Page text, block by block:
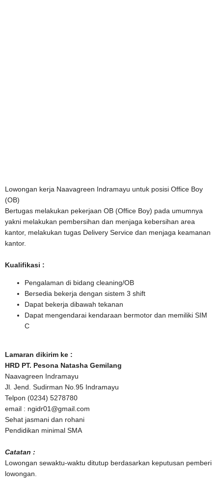
Lowongan kerja Naavagreen Indramayu untuk posisi Office Boy
(OB)
Bertugas melakukan pekerjaan OB (Office Boy) pada umumnya
yakni melakukan pembersihan dan menjaga kebersihan area
kantor, melakukan tugas Delivery Service dan menjaga keamanan
kantor.
Kualifikasi :
Pengalaman di bidang cleaning/OB
Bersedia bekerja dengan sistem 3 shift
Dapat bekerja dibawah tekanan
Dapat mengendarai kendaraan bermotor dan memiliki SIM
C
Lamaran dikirim ke :
HRD PT. Pesona Natasha Gemilang
Naavagreen Indramayu
Jl. Jend. Sudirman No.95 Indramayu
Telpon (0234) 5278780
email : ngidr01@gmail.com
Sehat jasmani dan rohani
Pendidikan minimal SMA
Catatan :
Lowongan sewaktu-waktu ditutup berdasarkan keputusan pemberi
lowongan.